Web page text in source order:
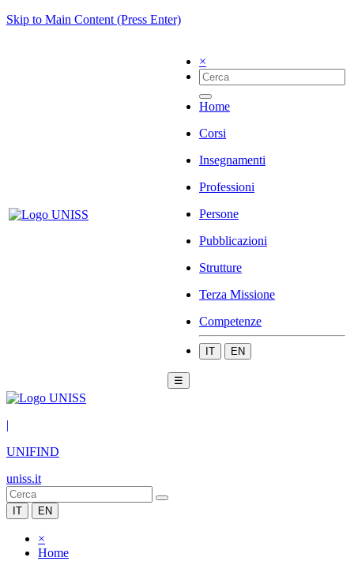
Skip to Main Content (Press Enter)
×
Home
Corsi
Insegnamenti
Professioni
Persone
Pubblicazioni
Strutture
Terza Missione
Competenze
IT EN
☰
|
UNIFIND
uniss.it
IT EN
×
Home